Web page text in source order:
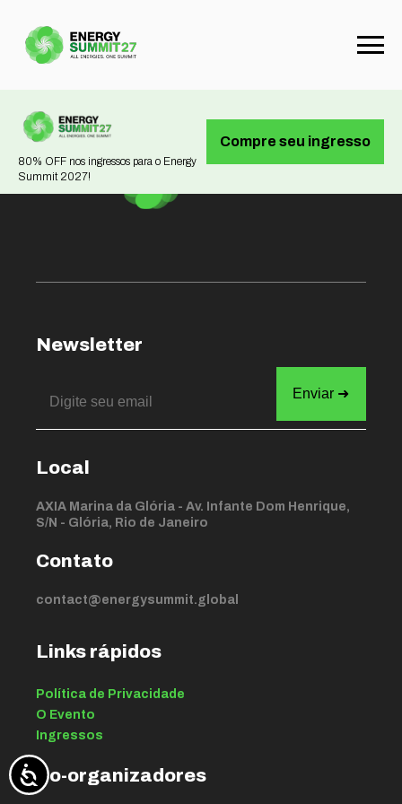
80% OFF nos ingressos para o Energy
Summit 2027!
Compre seu ingresso
Not found
Newsletter
Local
AXIA Marina da Glória - Av. Infante Dom Henrique,
S/N - Glória, Rio de Janeiro
Contato
contact@energysummit.global
Links rápidos
Política de Privacidade
O Evento
Ingressos
Co-organizadores